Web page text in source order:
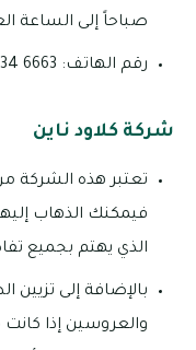
صباحاً إلى الساعة
رقم الهاتف: 6663 634 02
شركة كلاود ناين
تعتبر هذه الشركة
فيمكنك الذهاب
الذي يهتم بجميع
بالإضافة إلى تزيين
والعروسين إذا